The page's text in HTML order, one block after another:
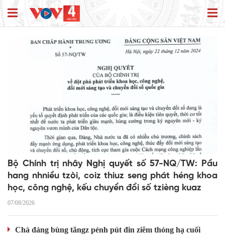
Bộ Chính trị nhây Nghị quyết số 57-NQ/TW: Pầu
hang nhniều tzòi, coiz thiuz seng phát héng khoa
học, công nghệ, kếu chuyển đổi số tzièng kuaz
07/08/2026
Chà đảng bùng tăngz pẻnh pút đin ziêm thóng hạ cuối